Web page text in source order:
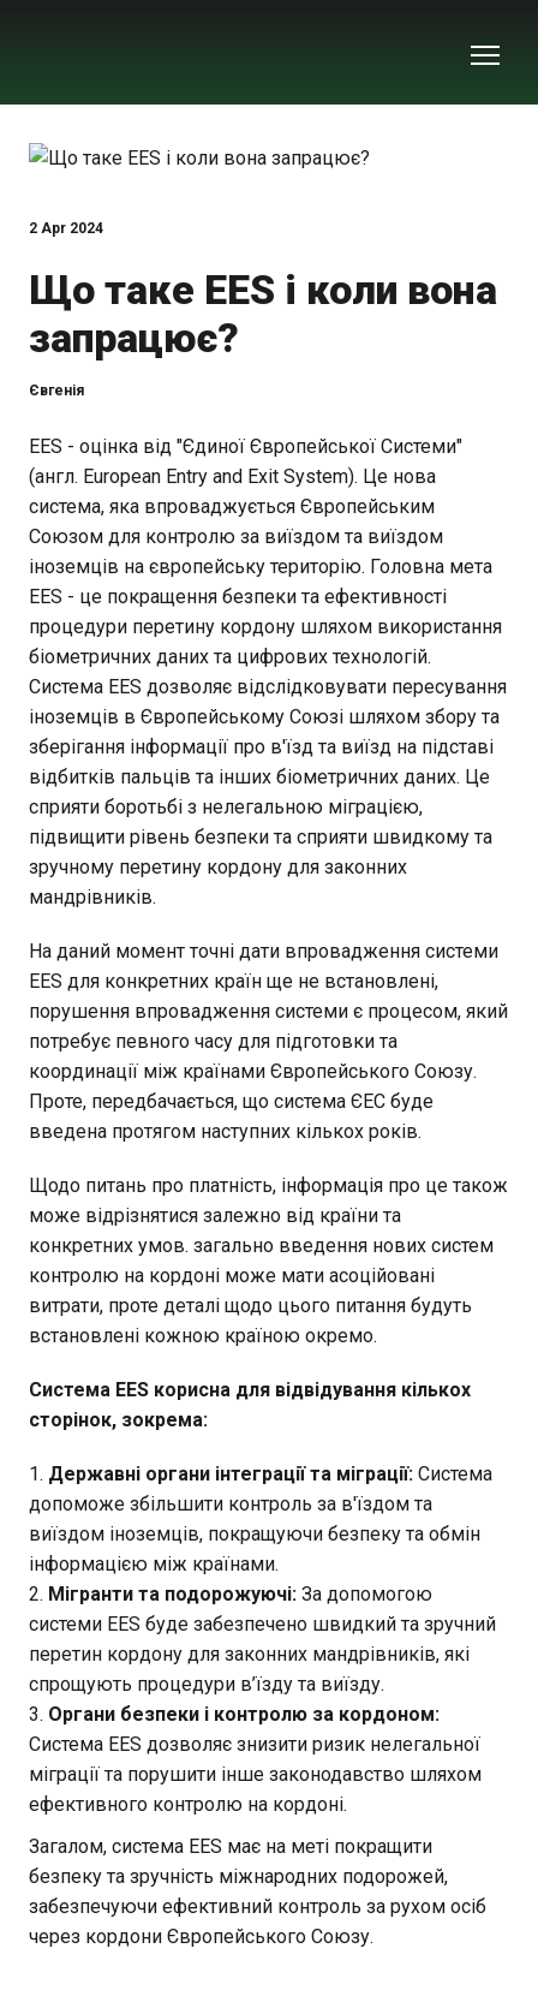
2 Apr 2024
Що таке EES і коли вона
запрацює?
Євгенія
EES - оцінка від "Єдиної Європейської Системи"
(англ. European Entry and Exit System). Це нова
система, яка впроваджується Європейським
Союзом для контролю за виїздом та виїздом
іноземців на європейську територію. Головна мета
EES - це покращення безпеки та ефективності
процедури перетину кордону шляхом використання
біометричних даних та цифрових технологій.
Система EES дозволяє відслідковувати пересування
іноземців в Європейському Союзі шляхом збору та
зберігання інформації про в'їзд та виїзд на підставі
відбитків пальців та інших біометричних даних. Це
сприяти боротьбі з нелегальною міграцією,
підвищити рівень безпеки та сприяти швидкому та
зручному перетину кордону для законних
мандрівників.
На даний момент точні дати впровадження системи
EES для конкретних країн ще не встановлені,
порушення впровадження системи є процесом, який
потребує певного часу для підготовки та
координації між країнами Європейського Союзу.
Проте, передбачається, що система ЄЕС буде
введена протягом наступних кількох років.
Щодо питань про платність, інформація про це також
може відрізнятися залежно від країни та
конкретних умов. загально введення нових систем
контролю на кордоні може мати асоційовані
витрати, проте деталі щодо цього питання будуть
встановлені кожною країною окремо.
Система EES корисна для відвідування кількох
сторінок, зокрема:
Державні органи інтеграції та міграції: Система
допоможе збільшити контроль за в'їздом та
виїздом іноземців, покращуючи безпеку та обмін
інформацією між країнами.
Мігранти та подорожуючі: За допомогою
системи EES буде забезпечено швидкий та зручний
перетин кордону для законних мандрівників, які
спрощують процедури в’їзду та виїзду.
Органи безпеки і контролю за кордоном:
Система EES дозволяє знизити ризик нелегальної
міграції та порушити інше законодавство шляхом
ефективного контролю на кордоні.
Загалом, система EES має на меті покращити
безпеку та зручність міжнародних подорожей,
забезпечуючи ефективний контроль за рухом осіб
через кордони Європейського Союзу.